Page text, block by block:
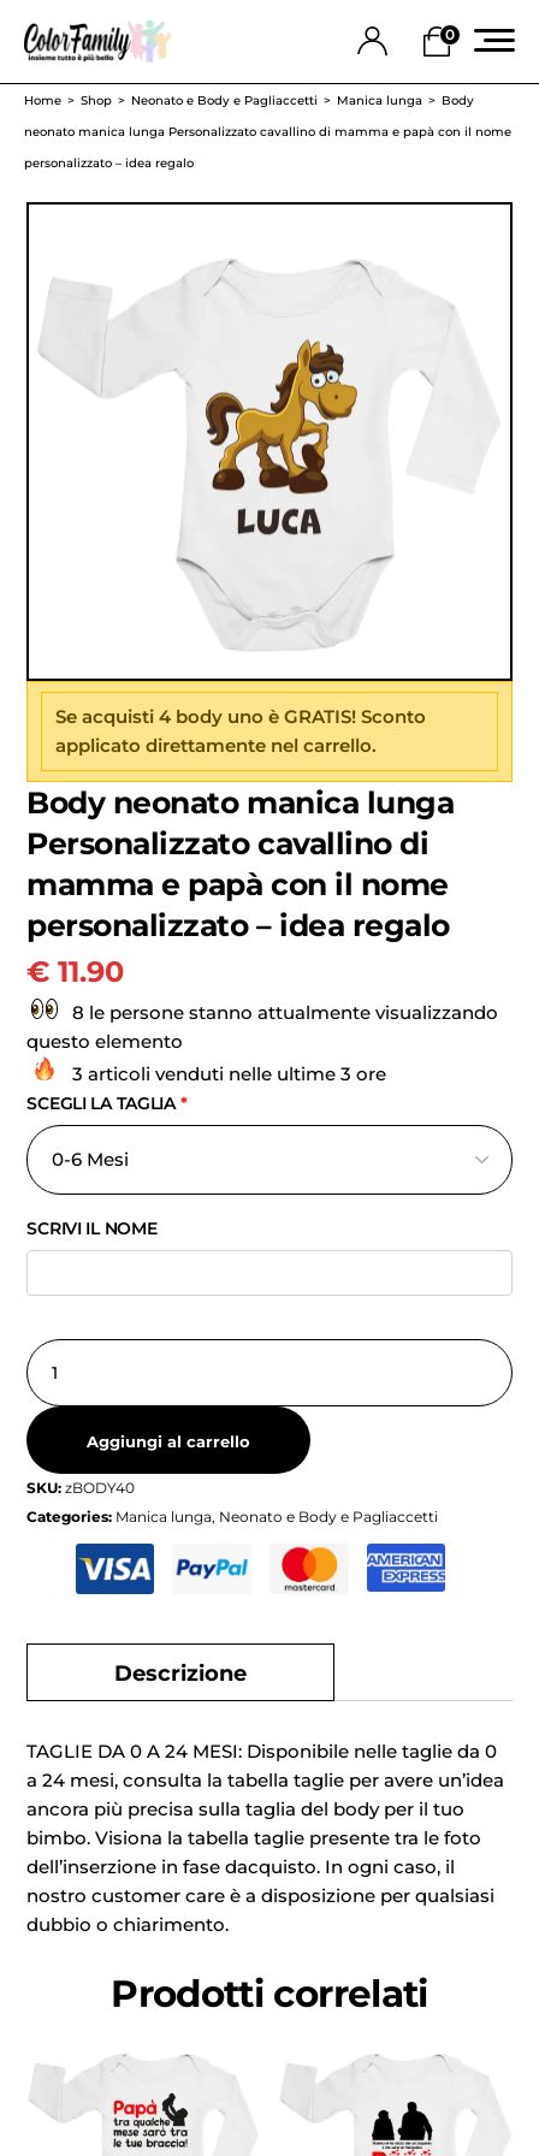
0
Home Shop Neonato e Body e Pagliaccetti Manica lunga
Body
neonato manica lunga Personalizzato cavallino di mamma e papà con il nome
personalizzato – idea regalo
Se acquisti 4 body uno è GRATIS! Sconto
applicato direttamente nel carrello.
Body neonato manica lunga
Personalizzato cavallino di
mamma e papà con il nome
personalizzato – idea regalo
€ 11.90
8 le persone stanno attualmente visualizzando
questo elemento
3 articoli venduti nelle ultime 3 ore
SCEGLI LA TAGLIA*
SCRIVI IL NOME
Aggiungi al carrello
SKU:zBODY40
Categories: Manica lunga, Neonato e Body e Pagliaccetti
Descrizione
TAGLIE DA 0 A 24 MESI: Disponibile nelle taglie da 0
a 24 mesi, consulta la tabella taglie per avere un’idea
ancora più precisa sulla taglia del body per il tuo
bimbo. Visiona la tabella taglie presente tra le foto
dell’inserzione in fase dacquisto. In ogni caso, il
nostro customer care è a disposizione per qualsiasi
dubbio o chiarimento.
Prodotti correlati